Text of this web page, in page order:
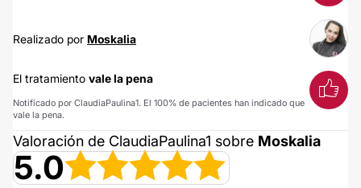
Realizado por Moskalia
El tratamiento vale la pena
Notificado por ClaudiaPaulina1. El 100% de pacientes han indicado que
vale la pena.
Valoración de ClaudiaPaulina1 sobre Moskalia
5.0